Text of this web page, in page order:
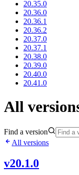
20.35.0
20.36.0
20.36.1
20.36.2
20.37.0
20.37.1
20.38.0
20.39.0
20.40.0
20.41.0
All
Find a version
All versions
v20.1.0